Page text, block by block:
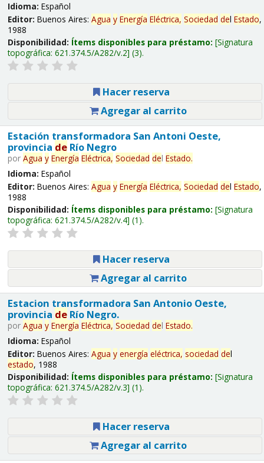
Idioma: Español
Editor: Buenos Aires: Agua y Energía Eléctrica, Sociedad del Estado,
1988
Disponibilidad: Ítems disponibles para préstamo: Signatura
topográfica: 621.374.5/A282/v.2 (3).
Hacer reserva
Agregar al carrito
Estación transformadora San Antoni Oeste,
provincia deRío Negro
por Agua y Energía Eléctrica, Sociedad del Estado.
Idioma: Español
Editor: Buenos Aires: Agua y Energía Eléctrica, Sociedad del Estado,
1988
Disponibilidad: Ítems disponibles para préstamo: Signatura
topográfica: 621.374.5/A282/v.4 (1).
Hacer reserva
Agregar al carrito
Estacion transformadora San Antonio Oeste,
provincia deRío Negro.
por Agua y Energía Eléctrica, Sociedad del Estado.
Idioma: Español
Editor: Buenos Aires: Agua y energía eléctrica, sociedad del
estado, 1988
Disponibilidad: Ítems disponibles para préstamo: Signatura
topográfica: 621.374.5/A282/v.3 (1).
Hacer reserva
Agregar al carrito